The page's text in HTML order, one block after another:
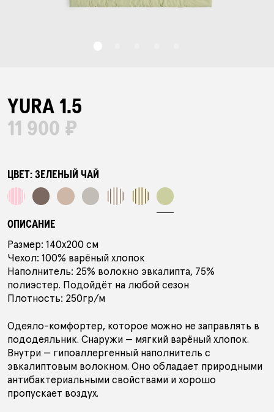
ХАЛАТЫ
ПИЖАМЫ
АКСЕССУАРЫ
ПОДАРОЧНЫЙ СЕРТИФИКАТ
КОЛЛЕКЦИИ
YURA 1.5
11 900 ₽
ЦВЕТ:ЗЕЛЕНЫЙ ЧАЙ
ОПИСАНИЕ
Размер: 140х200 см
Чехол: 100% варёный хлопок
Наполнитель: 25% волокно эвкалипта, 75%
полиэстер. Подойдёт на любой сезон
Плотность: 250гр/м
Одеяло-комфортер, которое можно не заправлять в
пододеяльник. Снаружи — мягкий варёный хлопок.
Внутри — гипоаллергенный наполнитель с
эвкалиптовым волокном. Оно обладает природными
антибактериальными свойствами и хорошо
пропускает воздух.